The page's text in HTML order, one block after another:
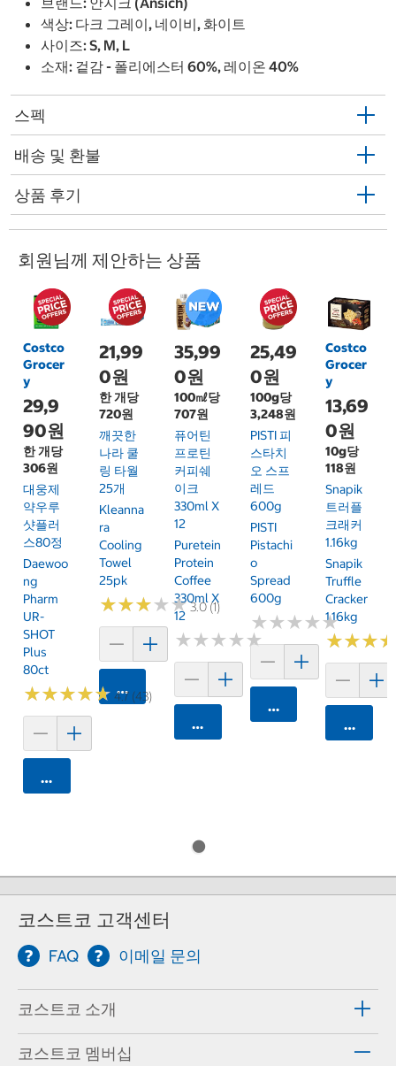
색상: 다크 그레이, 네이비, 화이트
사이즈: S, M, L
소재: 겉감 - 폴리에스터 60%, 레이온 40%
스펙
배송 및 환불
상품 후기
회원님께 제안하는 상품
Costco
Grocer
y
29,9
90원
한 개당
306원
대웅제
약우루
샷플러
스80정
Daewoo
Ng
Pharm
UR-
SHOT
Plus
80ct
★★★★★
★★★★★ 4.7 (43)
카트에 담기
21,99
0원
한 개당
720원
깨끗한
나라 쿨
링 타월
25개
Kleanna
Ra
Cooling
Towel
25pk
★★★★★
★★★★★3.0 (1)
카트에 담기
35,99
0원
100㎖당
707원
퓨어틴
프로틴
커피쉐
이크
330ml X
12
Puretein
Protein
Coffee
330ml X
12
★★★★★
★★★★★
카트에 담기
25,49
0원
100g당
3,248원
PISTI 피
스타치
오 스프
레드
600g
PISTI
Pistachi
O
Spread
600g
★★★★★
★★★★★
카트에 담기
Costco
Grocer
y
13,69
0원
10g당
118원
Snapik
트러플
크래커
1.16kg
Snapik
Truffle
Cracker
1.16kg
★★★
★★★
카트에
코스트코 고객센터
FAQ 이메일 문의
코스트코 소개
코스트코 멤버십